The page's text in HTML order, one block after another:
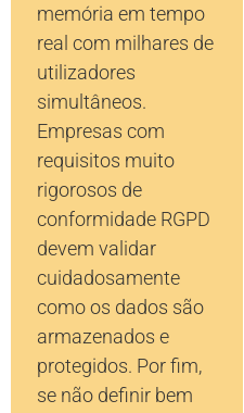
memória em tempo
real com milhares de
utilizadores
simultâneos.
Empresas com
requisitos muito
rigorosos de
conformidade RGPD
devem validar
cuidadosamente
como os dados são
armazenados e
protegidos. Por fim,
se não definir bem